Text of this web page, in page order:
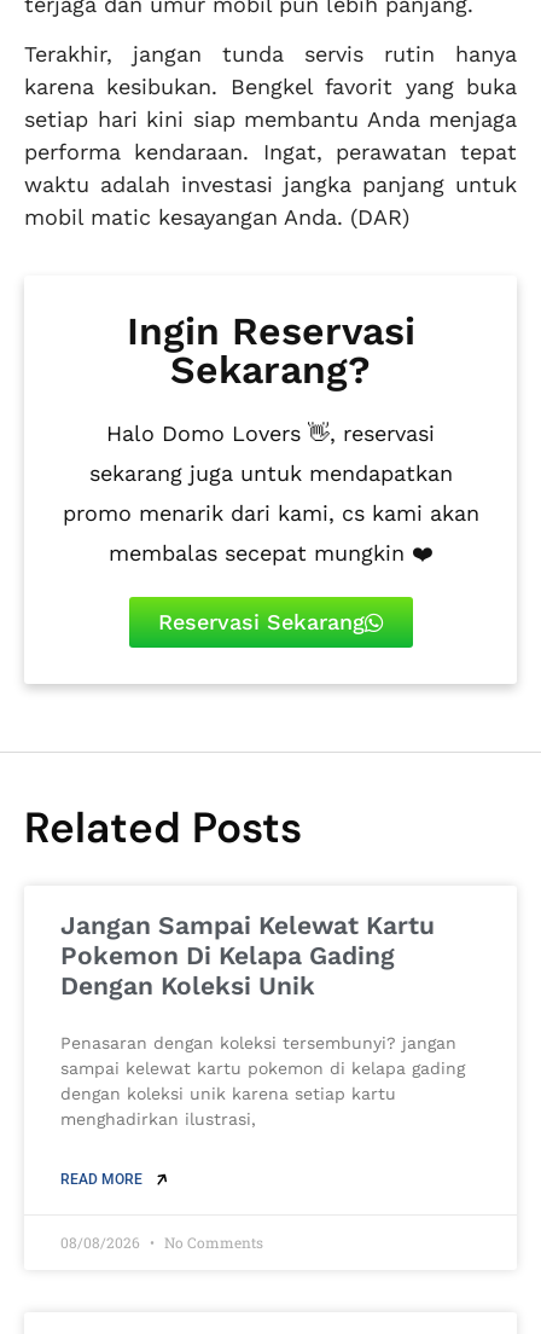
Terakhir, jangan tunda servis rutin hanya
karena kesibukan. Bengkel favorit yang buka
setiap hari kini siap membantu Anda menjaga
performa kendaraan. Ingat, perawatan tepat
waktu adalah investasi jangka panjang untuk
mobil matic kesayangan Anda. (DAR)
Ingin Reservasi
Sekarang?
Halo Domo Lovers 👋, reservasi
sekarang juga untuk mendapatkan
promo menarik dari kami, cs kami akan
membalas secepat mungkin ❤️
Reservasi Sekarang
Related Posts
Jangan Sampai Kelewat Kartu
Pokemon Di Kelapa Gading
Dengan Koleksi Unik
Penasaran dengan koleksi tersembunyi? jangan
sampai kelewat kartu pokemon di kelapa gading
dengan koleksi unik karena setiap kartu
menghadirkan ilustrasi,
READ MORE
08/08/2026 No Comments